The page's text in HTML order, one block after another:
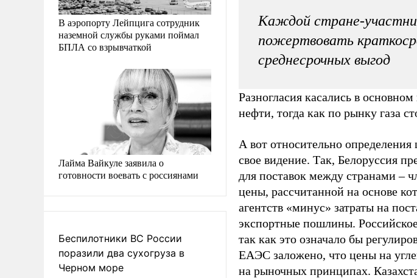
В аэропорту Лейпцига сотрудник
наземной службы руками поймал
БПЛА со взрывчаткой
Лайма Вайкуле заявила о
готовности воевать с россиянами
Беспилотники ВС России
поразили два сухогруза в
Черном море
Каждой стране-
пожертвовать
среднесрочных выгод
Разногласия касались в
нефти, тогда как по рынку газа
А вот относительно
свое видение. Так, Белоруссия
для поставок между странами
цены, рассчитанной на основе
агентств «минус» затраты на
экспортные пошлины.
так как это означало бы
ЕАЭС заложено, что цены на
на рыночных принципах.